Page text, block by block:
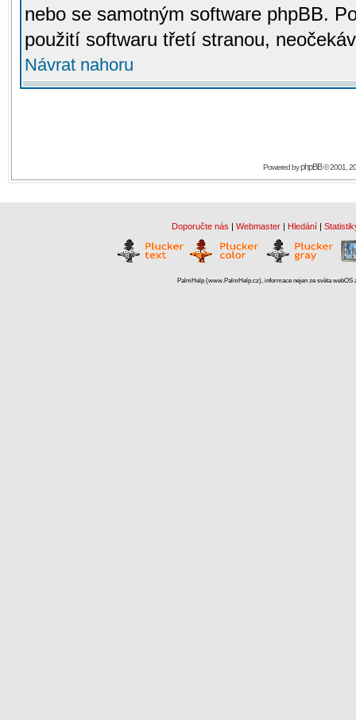
nebo se samotným software phpBB.
použití softwaru třetí stranou,
Návrat nahoru
Powered byphpBB© 2001,
Doporučte nás | Webmaster | Hledání |
PalmHelp (www.PalmHelp.cz), informace nejen ze světa